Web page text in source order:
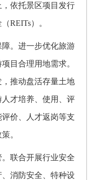
依托景区项目发行
REITs）。
障。进一步优化旅游
目合理用地需求。
推动盘活存量土地
才培养、使用、评
价、人才返岗等支
。
。联合开展行业安全
消防安全、特种设